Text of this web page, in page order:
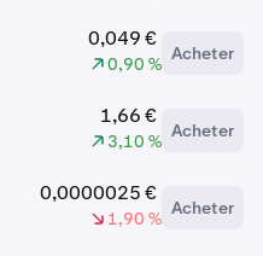
0,049 €
0,90 %
Acheter
1,66 €
3,10 %
Acheter
0,0000025 €
1,90 %
Acheter